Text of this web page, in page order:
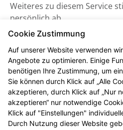
Weiteres zu diesem Service
persönlich ab.
Cookie Zustimmung
Auf unserer Website verwenden
Angebote zu optimieren. Einige
benötigen Ihre Zustimmung, um
Sie können durch Klick auf „Alle
akzeptieren, durch Klick auf „Nur
akzeptieren“ nur notwendige
Klick auf "Einstellungen"
Durch Nutzung dieser Website